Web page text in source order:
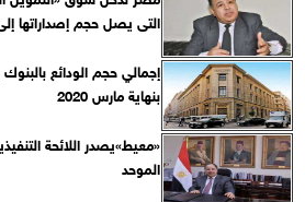
التى يصل حجم إصداراتها إلى ٢,٧ تريليون
بنهاية مارس 2020
«معيط»يصدر اللائحة
الموحد